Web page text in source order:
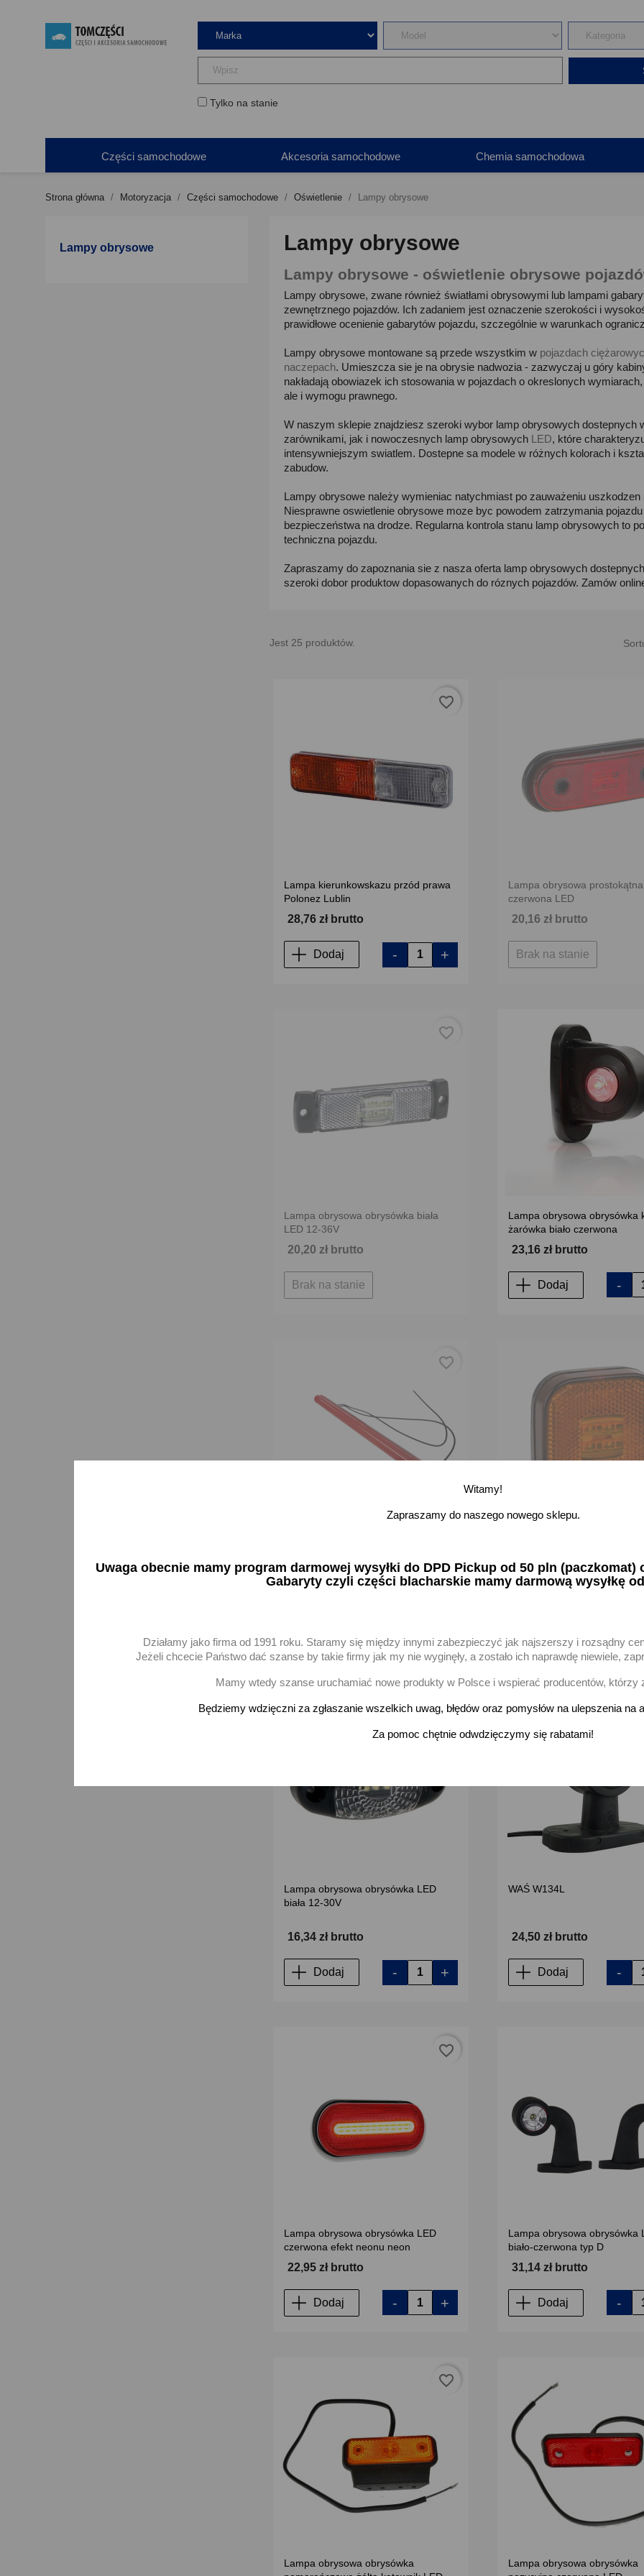
Tylko na stanie
Części samochodowe Akcesoria samochodowe Chemia samochodowa
Strona główna Motoryzacja Części samochodowe Oświetlenie Lampy obrysowe
Lampy obrysowe Lampy obrysowe
Lampy obrysowe - oświetlenie obrysowe
Lampy obrysowe, zwane również światłami obrysowymi lub lampami
zewnętrznego pojazdów. Ich zadaniem jest oznaczenie szerokości i
prawidłowe ocenienie gabarytów pojazdu, szczególnie w warunkach
Lampy obrysowe montowane są przede wszystkim w pojazdach
naczepach. Umieszcza sie je na obrysie nadwozia - zazwyczaj u góry
nakładają obowiazek ich stosowania w pojazdach o okreslonych
ale i wymogu prawnego.
W naszym sklepie znajdziesz szeroki wybor lamp obrysowych dostepnych
zarównikami, jak i nowoczesnych lamp obrysowych LED, które
intensywniejszym swiatlem. Dostepne sa modele w różnych kolorach i
zabudow.
Lampy obrysowe należy wymieniac natychmiast po zauważeniu
Niesprawne oswietlenie obrysowe moze byc powodem zatrzymania
bezpieczeństwa na drodze. Regularna kontrola stanu lamp obrysowych to
techniczna pojazdu.
Zapraszamy do zapoznania sie z nasza oferta lamp obrysowych
szeroki dobor produktow dopasowanych do róznych pojazdów. Zamów
Jest 25 produktów.
Lampa kierunkowskazu przód prawa
Polonez Lublin
28,76 zł brutto
Dodaj - +
favorite_border
Lampa obrysowa prostokątna
czerwona LED
20,16 zł brutto
Brak na stanie
Lampa obrysowa obrysówka biała
LED 12-36V
20,20 zł brutto
Brak na stanie
favorite_border
Lampa obrysowa obrysówka
żarówka biało czerwona
23,16 zł brutto
Dodaj -
WAŚ
favorite_border
Lampa obrysowa obrysówka LED
biała 12-30V
16,34 zł brutto
Dodaj - +
favorite_border
WAŚ W134L
24,50 zł brutto
Dodaj -
Lampa obrysowa obrysówka LED
czerwona efekt neonu neon
22,95 zł brutto
Dodaj - +
favorite_border
Lampa obrysowa obrysówka
biało-czerwona typ D
31,14 zł brutto
Dodaj -
Lampa obrysowa obrysówka
favorite_border
Lampa obrysowa obrysówka
Witamy!
Zapraszamy do naszego nowego sklepu.
Uwaga obecnie mamy program darmowej wysyłki do DPD Pickup od 50 pln
Gabaryty czyli części blacharskie mamy darmową wysyłkę
Działamy jako firma od 1991 roku. Staramy się między innymi zabezpieczyć jak najszerszy i rozsądny
Jeżeli chcecie Państwo dać szanse by takie firmy jak my nie wyginęły, a zostało ich naprawdę niewiele,
Mamy wtedy szanse uruchamiać nowe produkty w Polsce i wspierać producentów, którzy
Będziemy wdzięczni za zgłaszanie wszelkich uwag, błędów oraz pomysłów na ulepszenia na
Za pomoc chętnie odwdzięczymy się rabatami!